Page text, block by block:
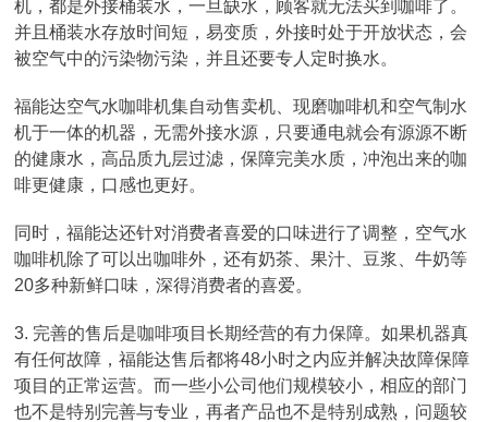
机，都是外接桶装水，一旦缺水，顾客就无法买到咖啡了。
并且桶装水存放时间短，易变质，外接时处于开放状态，会
被空气中的污染物污染，并且还要专人定时换水。
福能达空气水咖啡机集自动售卖机、现磨咖啡机和空气制水
机于一体的机器，无需外接水源，只要通电就会有源源不断
的健康水，高品质九层过滤，保障完美水质，冲泡出来的咖
啡更健康，口感也更好。
同时，福能达还针对消费者喜爱的口味进行了调整，空气水
咖啡机除了可以出咖啡外，还有奶茶、果汁、豆浆、牛奶等
20多种新鲜口味，深得消费者的喜爱。
3. 完善的售后是咖啡项目长期经营的有力保障。如果机器真
有任何故障，福能达售后都将48小时之内应并解决故障保障
项目的正常运营。而一些小公司他们规模较小，相应的部门
也不是特别完善与专业，再者产品也不是特别成熟，问题较